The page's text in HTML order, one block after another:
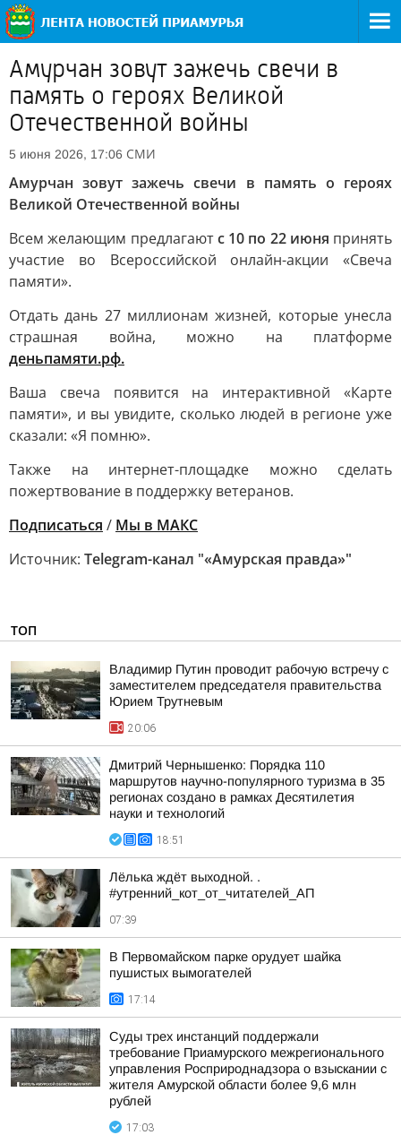
Амурчан зовут зажечь свечи в
память о героях Великой
Отечественной войны
5 июня 2026, 17:06 СМИ
Амурчан зовут зажечь свечи в память о героях
Великой Отечественной войны
Всем желающим предлагаютс 10 по 22 июня принять
участие во Всероссийской онлайн-акции «Свеча
памяти».
Отдать дань 27 миллионам жизней, которые унесла
страшная война, можно на платформе
деньпамяти.рф.
Ваша свеча появится на интерактивной «Карте
памяти», и вы увидите, сколько людей в регионе уже
сказали: «Я помню».
Также на интернет-площадке можно сделать
пожертвование в поддержку ветеранов.
Подписаться / Мы в МАКС
Источник: Telegram-канал "«Амурская правда»"
ТОП
Владимир Путин проводит рабочую встречу с
заместителем председателя правительства
Юрием Трутневым
20:06
Дмитрий Чернышенко: Порядка 110
маршрутов научно-популярного туризма в 35
регионах создано в рамках Десятилетия
науки и технологий
18:51
Лёлька ждёт выходной. .
#утренний_кот_от_читателей_АП
07:39
В Первомайском парке орудует шайка
пушистых вымогателей
17:14
Суды трех инстанций поддержали
требование Приамурского межрегионального
управления Росприроднадзора о взыскании с
жителя Амурской области более 9,6 млн
рублей
17:03